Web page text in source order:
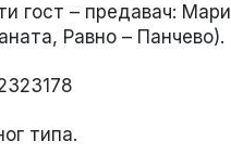
гост – предавач:
Равно – Панчево).
типа.